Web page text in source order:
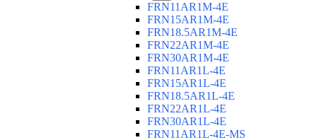
FRN11AR1M-4E
FRN15AR1M-4E
FRN18.5AR1M-4E
FRN22AR1M-4E
FRN30AR1M-4E
FRN11AR1L-4E
FRN15AR1L-4E
FRN18.5AR1L-4E
FRN22AR1L-4E
FRN30AR1L-4E
FRN11AR1L-4E-MS